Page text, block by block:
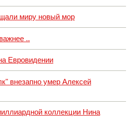
миру новый мор
..
Евровидении
внезапно умер Алексей
коллекции Нина